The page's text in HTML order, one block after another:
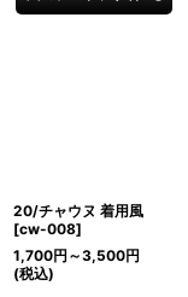
20/チャウヌ 着用風
[cw-008]
1,700円 ～3,500円
(税込)